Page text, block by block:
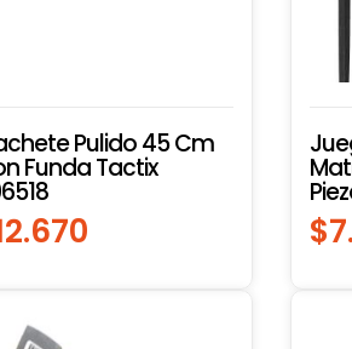
Pulido 45 Cm
Funda Tactix
$